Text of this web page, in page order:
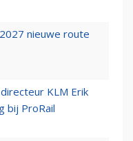
nieuwe route
KLM Erik
bij ProRail